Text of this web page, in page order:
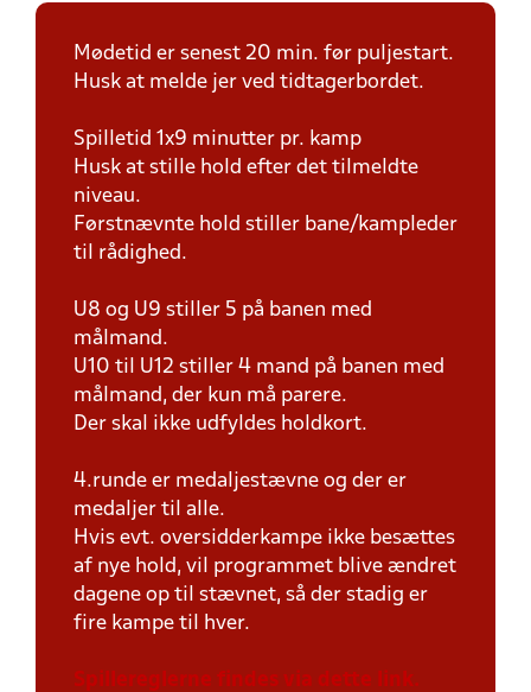
Mødetid er senest 20 min. før puljestart.
Husk at melde jer ved tidtagerbordet.
Spilletid 1x9 minutter pr. kamp
Husk at stille hold efter det tilmeldte
niveau.
Førstnævnte hold stiller bane/kampleder
til rådighed.
U8 og U9 stiller 5 på banen med
målmand.
U10 til U12 stiller 4 mand på banen med
målmand, der kun må parere.
Der skal ikke udfyldes holdkort.
4.runde er medaljestævne og der er
medaljer til alle.
Hvis evt. oversidderkampe ikke besættes
af nye hold, vil programmet blive ændret
dagene op til stævnet, så der stadig er
fire kampe til hver.
Spillereglerne findes via dette link.